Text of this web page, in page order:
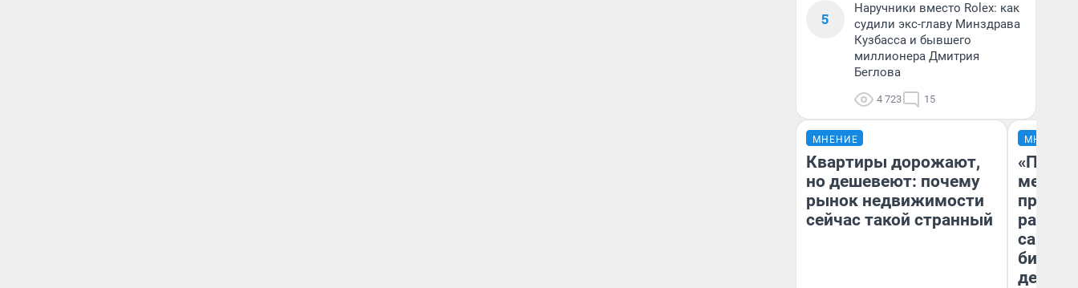
5
Наручники вместо Rolex: как
судили экс-главу Минздрава
Кузбасса и бывшего
миллионера Дмитрия
Беглова
4 723 15
МНЕНИЕ
Квартиры дорожают,
но дешевеют: почему
рынок недвижимости
сейчас такой странный
МНЕНИЕ
самом